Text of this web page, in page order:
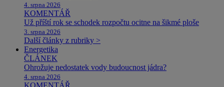
4. srpna 2026
KOMENTÁŘ
Už příští rok se schodek rozpočtu ocitne na šikmé ploše
3. srpna 2026
Další články z rubriky >
Energetika
ČLÁNEK
Ohrožuje nedostatek vody budoucnost jádra?
4. srpna 2026
KOMENTÁŘ